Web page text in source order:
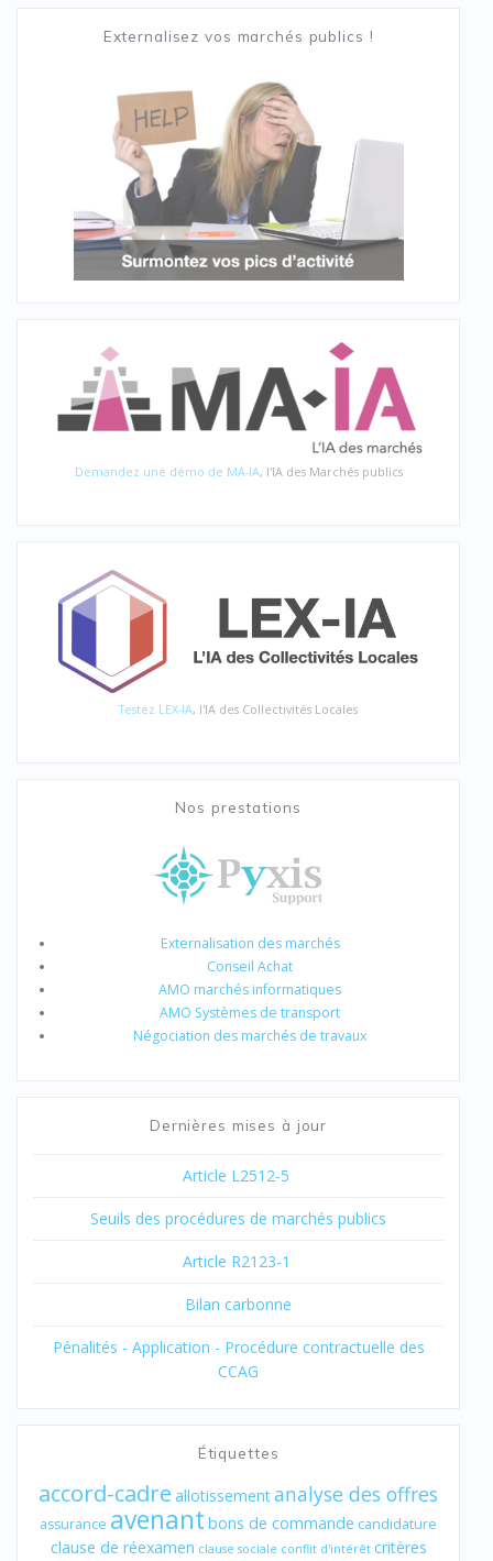
Externalisez vos marchés publics !
Demandez une démo de MA-IA, l'IA des Marchés publics
Testez LEX-IA, l'IA des Collectivités Locales
Nos prestations
Externalisation des marchés
Conseil Achat
AMO marchés informatiques
AMO Systèmes de transport
Négociation des marchés de travaux
Dernières mises à jour
Article L2512-5
Seuils des procédures de marchés publics
Article R2123-1
Bilan carbonne
Pénalités - Application - Procédure contractuelle des
CCAG
Étiquettes
accord-cadre allotissementanalyse des offres
assurance avenant bons de commande candidature
clause de réexamen clause sociale conflit d'intérêt critères